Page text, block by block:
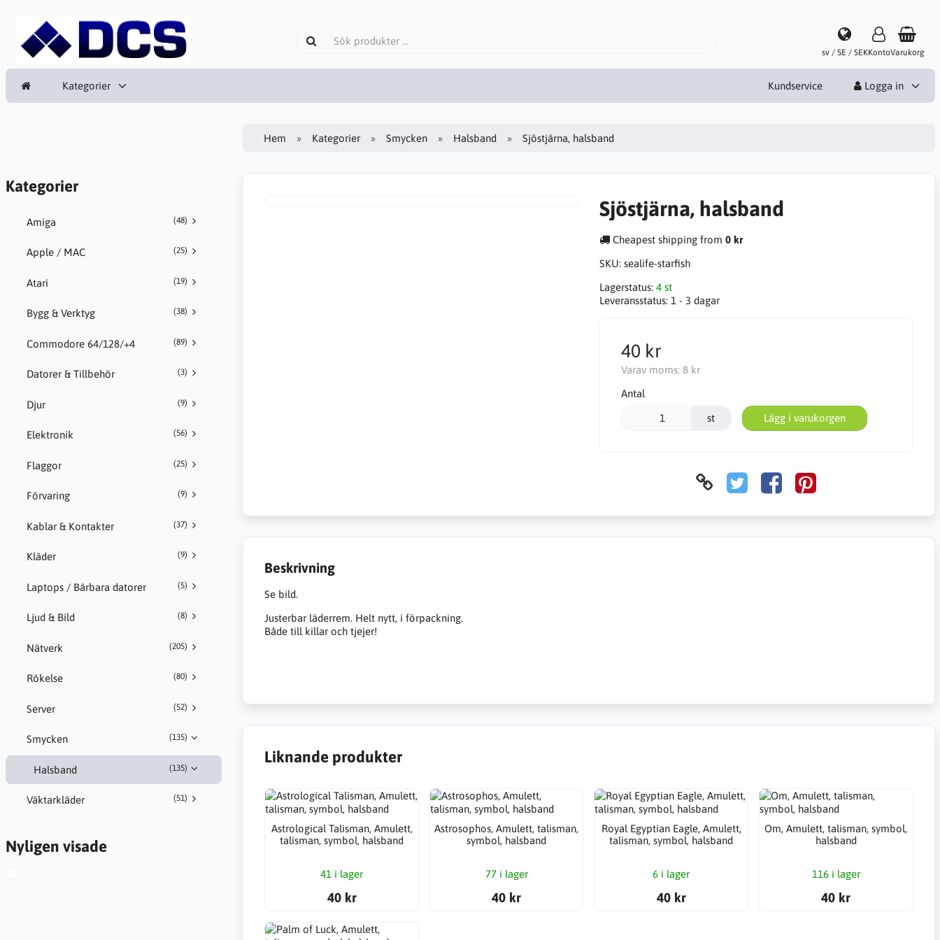
sv / SE / SEKKontoVarukorg
Kategorier Kundservice Logga in
Kategorier
Amiga (48)
Apple / MAC (25)
Atari (19)
Bygg & Verktyg (38)
Commodore 64/128/+4 (89)
Datorer & Tillbehör (3)
Djur (9)
Elektronik (56)
Flaggor (25)
Förvaring (9)
Kablar & Kontakter (37)
Kläder (9)
Laptops / Bärbara datorer (5)
Ljud & Bild (8)
Nätverk (205)
Rökelse (80)
Server (52)
Smycken (135)
Halsband (135)
Väktarkläder (51)
Nyligen visade
Hem Kategorier Smycken Halsband Sjöstjärna, halsband
Sjöstjärna, halsband
Cheapest shipping from 0 kr
SKU: sealife-starfish
Lagerstatus: 4 st
Leveransstatus: 1 - 3 dagar
40 kr
Varav moms: 8 kr
Antal
st Lägg i varukorgen
Beskrivning
Se bild.
Justerbar läderrem. Helt nytt, i förpackning.
Både till killar och tjejer!
Liknande produkter
Astrological Talisman, Amulett,
talisman, symbol, halsband
41 i lager
40 kr
Astrosophos, Amulett, talisman,
symbol, halsband
77 i lager
40 kr
Royal Egyptian Eagle, Amulett,
talisman, symbol, halsband
6 i lager
40 kr
Om, Amulett, talisman, symbol,
halsband
116 i lager
40 kr